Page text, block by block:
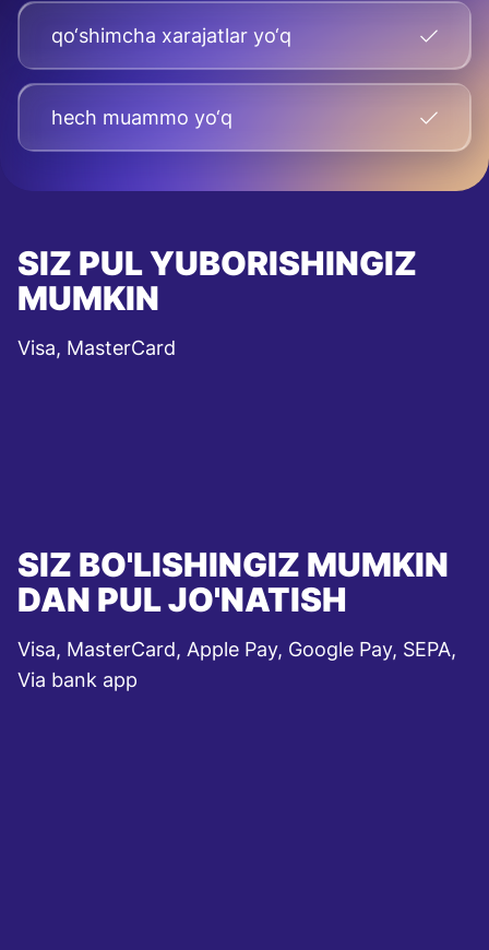
qo‘shimcha xarajatlar yo‘q
hech muammo yo‘q
SIZ PUL YUBORISHINGIZ
MUMKIN
Visa, MasterCard
SIZ BO'LISHINGIZ MUMKIN
DAN PUL JO'NATISH
Visa, MasterCard, Apple Pay, Google Pay, SEPA,
Via bank app